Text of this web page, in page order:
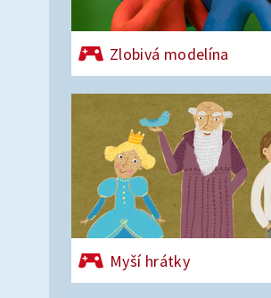
Zlobivá modelína
Myší hrátky